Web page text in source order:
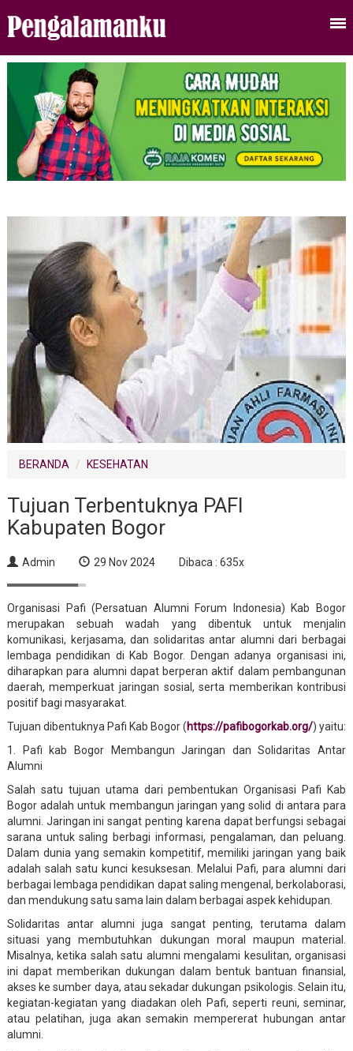
BERANDA KESEHATAN
Tujuan Terbentuknya PAFI
Kabupaten Bogor
Admin 29 Nov 2024 Dibaca : 635x
Organisasi Pafi (Persatuan Alumni Forum Indonesia) Kab Bogor
merupakan sebuah wadah yang dibentuk untuk menjalin
komunikasi, kerjasama, dan solidaritas antar alumni dari berbagai
lembaga pendidikan di Kab Bogor. Dengan adanya organisasi ini,
diharapkan para alumni dapat berperan aktif dalam pembangunan
daerah, memperkuat jaringan sosial, serta memberikan kontribusi
positif bagi masyarakat.
Tujuan dibentuknya Pafi Kab Bogor (https://pafibogorkab.org/) yaitu:
1. Pafi kab Bogor Membangun Jaringan dan Solidaritas Antar
Alumni
Salah satu tujuan utama dari pembentukan Organisasi Pafi Kab
Bogor adalah untuk membangun jaringan yang solid di antara para
alumni. Jaringan ini sangat penting karena dapat berfungsi sebagai
sarana untuk saling berbagi informasi, pengalaman, dan peluang.
Dalam dunia yang semakin kompetitif, memiliki jaringan yang baik
adalah salah satu kunci kesuksesan. Melalui Pafi, para alumni dari
berbagai lembaga pendidikan dapat saling mengenal, berkolaborasi,
dan mendukung satu sama lain dalam berbagai aspek kehidupan.
Solidaritas antar alumni juga sangat penting, terutama dalam
situasi yang membutuhkan dukungan moral maupun material.
Misalnya, ketika salah satu alumni mengalami kesulitan, organisasi
ini dapat memberikan dukungan dalam bentuk bantuan finansial,
akses ke sumber daya, atau sekadar dukungan psikologis. Selain itu,
kegiatan-kegiatan yang diadakan oleh Pafi, seperti reuni, seminar,
atau pelatihan, juga akan semakin mempererat hubungan antar
alumni.